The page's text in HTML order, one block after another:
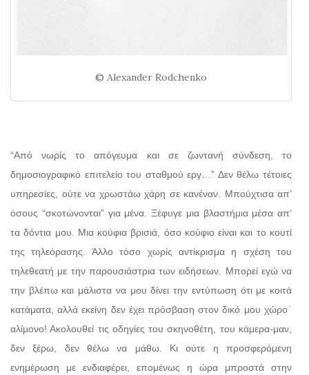
© Alexander Rodchenko
“Από νωρίς το απόγευμα και σε ζωντανή σύνδεση, το
δημοσιογραφικό επιτελείο του σταθμού εργ…” Δεν θέλω τέτοιες
υπηρεσίες, ούτε να χρωστάω χάρη σε κανέναν. Μπούχτισα απ’
όσους “σκοτώνονται” για μένα. Ξέφυγε μια βλαστήμια μέσα απ’
τα δόντια μου. Μια κούφια βρισιά, όσο κούφιο είναι και το κουτί
της τηλεόρασης. Άλλο τόσο χωρίς αντίκρισμα η σχέση του
τηλεθεατή με την παρουσιάστρια των ειδήσεων. Μπορεί εγώ να
την βλέπω και μάλιστα να μου δίνει την εντύπωση ότι με κοιτά
κατάματα, αλλά εκείνη δεν έχει πρόσβαση στον δικό μου χώρο˙
αλίμονο! Ακολουθεί τις οδηγίες του σκηνοθέτη, του κάμερα-μαν,
δεν ξέρω, δεν θέλω να μάθω. Κι ούτε η προσφερόμενη
ενημέρωση με ενδιαφέρει, επομένως η ώρα μπροστά στην